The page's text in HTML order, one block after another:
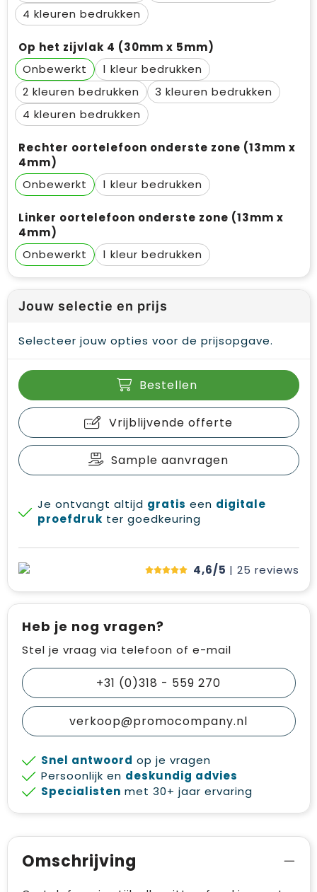
4
Op het zijvlak 4 (30mm x 5mm)
Onbewerkt
1
2
3
4
Rechter oortelefoon onderste zone (13mm x
4mm)
Onbewerkt
1
Linker oortelefoon onderste zone (13mm x
4mm)
Onbewerkt
1
Jouw selectie en prijs
Selecteer jouw opties voor de prijsopgave.
Bestellen
Vrijblijvende offerte
Sample aanvragen
Je ontvangt altijd gratis een digitale
proefdruk ter goedkeuring
4,6/5 | 25 reviews
Heb je nog vragen?
Stel je vraag via telefoon of e-mail
+31 (0)318 - 559 270
verkoop@promocompany.nl
Snel antwoord op je vragen
Persoonlijk en deskundig advies
Specialisten met 30+ jaar ervaring
Omschrijving